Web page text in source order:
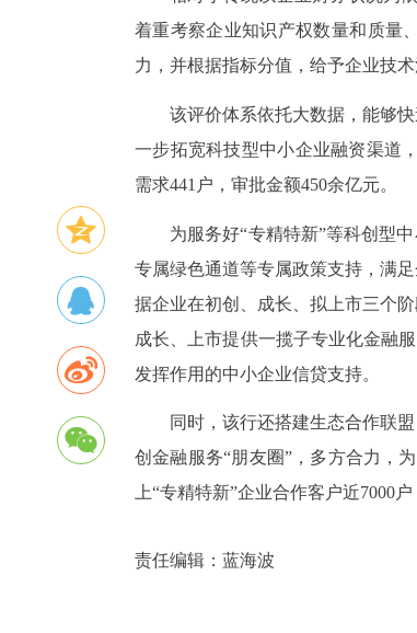
着重考察企业知识产权数量和质量
力，并根据指标分值，给予企业技术
该评价体系依托大数据，能够
一步拓宽科技型中小企业融资渠道
需求441户，审批金额450余亿元。
为服务好“专精特新”等科创型
专属绿色通道等专属政策支持，满
据企业在初创、成长、拟上市三个
成长、上市提供一揽子专业化金融
发挥作用的中小企业信贷支持。
同时，该行还搭建生态合作联
创金融服务“朋友圈”，多方合力，
上“专精特新”企业合作客户近7000
责任编辑： 蓝海波